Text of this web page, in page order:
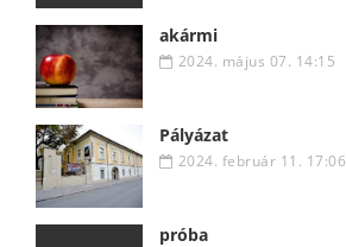
akármi
2024. május 07. 14:15
Pályázat
2024. február 11. 17:06
próba